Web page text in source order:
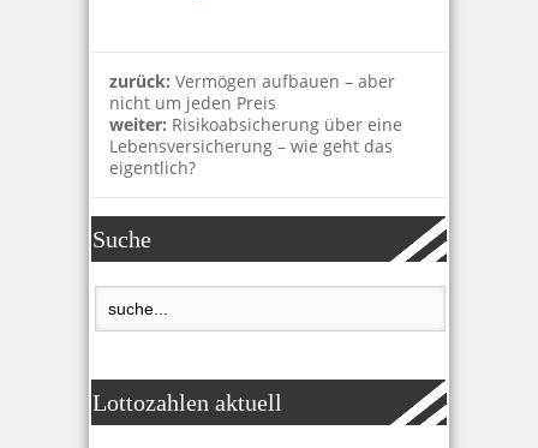
zurück: Vermögen aufbauen – aber
nicht um jeden Preis
weiter: Risikoabsicherung über eine
Lebensversicherung – wie geht das
eigentlich?
Suche
Lottozahlen aktuell